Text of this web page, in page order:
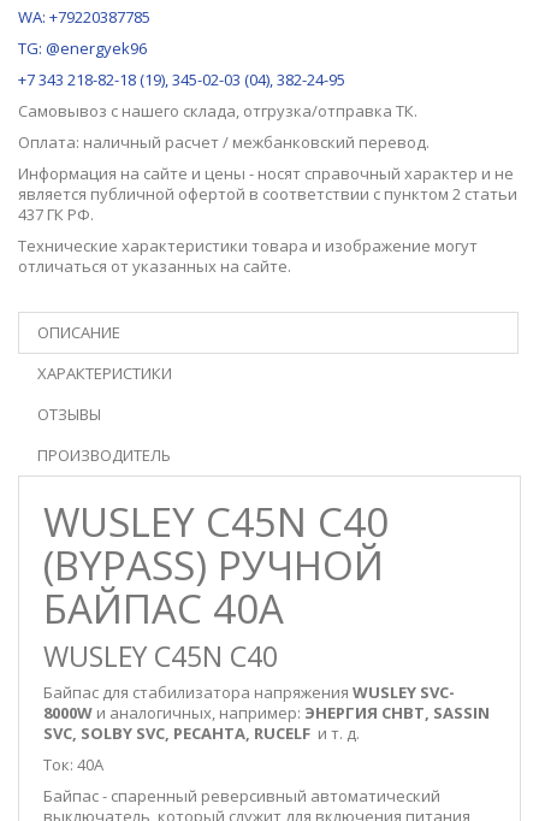
WA: +79220387785
TG: @energyek96
+7 343 218-82-18 (19), 345-02-03 (04), 382-24-95
Самовывоз с нашего склада, отгрузка/отправка ТК.
Оплата: наличный расчет / межбанковский перевод.
Информация на сайте и цены - носят справочный характер и не
является публичной офертой в соответствии с пунктом 2 статьи
437 ГК РФ.
Технические характеристики товара и изображение могут
отличаться от указанных на сайте.
ОПИСАНИЕ
ХАРАКТЕРИСТИКИ
ОТЗЫВЫ
ПРОИЗВОДИТЕЛЬ
WUSLEY C45N C40
(BYPASS) РУЧНОЙ
БАЙПАС 40А
WUSLEY C45N C40
Байпас для стабилизатора напряжения WUSLEY SVC-
8000W и аналогичных, например: ЭНЕРГИЯ СНВТ, SASSIN
SVC, SOLBY SVC, РЕСАНТА, RUCELF и т. д.
Ток: 40А
Байпас - спаренный реверсивный автоматический
выключатель, который служит для включения питания